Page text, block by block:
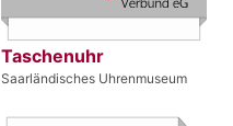
Taschenuhr
Saarländisches Uhrenmuseum